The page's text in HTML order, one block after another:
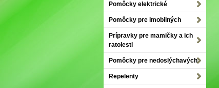
Pomôcky elektrické
Pomôcky pre imobilných
Prípravky pre mamičky a ich
ratolesti
Pomôcky pre nedoslýchavých
Repelenty